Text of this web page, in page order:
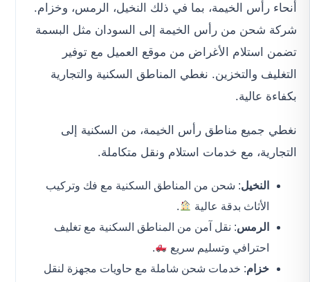
أنحاء رأس الخيمة، بما في ذلك النخيل، الرمس، وخزام.
شركة شحن من رأس الخيمة إلى السودان مثل البسمة
تضمن استلام الأغراض من موقع العميل مع توفير
التغليف والتخزين. نغطي المناطق السكنية والتجارية
بكفاءة عالية.
نغطي جميع مناطق رأس الخيمة، من السكنية إلى
التجارية، مع خدمات استلام ونقل متكاملة.
النخيل: شحن من المناطق السكنية مع فك وتركيب
الأثاث بدقة عالية
.
الرمس: نقل آمن من المناطق السكنية مع تغليف
احترافي وتسليم سريع
.
خزام: خدمات شحن شاملة مع حاويات مجهزة لنقل